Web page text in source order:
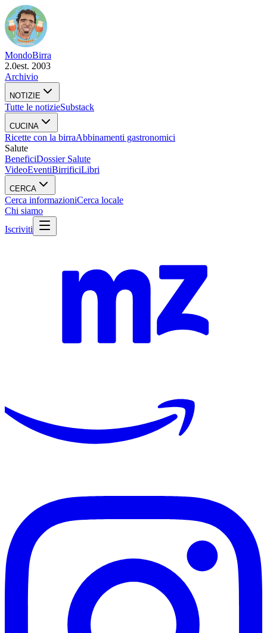
MondoBirra
2.0est. 2003
Archivio
NOTIZIE
Tutte le notizieSubstack
CUCINA
Ricette con la birraAbbinamenti gastronomici
Salute
BeneficiDossier Salute
VideoEventiBirrificiLibri
CERCA
Cerca informazioniCerca locale
Chi siamo
Iscriviti